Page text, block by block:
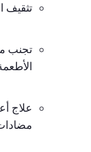
تثقيف
تجنب
علاج